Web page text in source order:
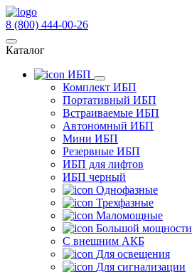
8 (800) 444-00-26
Каталог
ИБП
Комплект ИБП
Портативный ИБП
Встраиваемые ИБП
Автономный ИБП
Мини ИБП
Резервные ИБП
ИБП для лифтов
ИБП черный
Однофазные
Трехфазные
Маломощные
Большой мощности
С внешним АКБ
Для освещения
Для сигнализации